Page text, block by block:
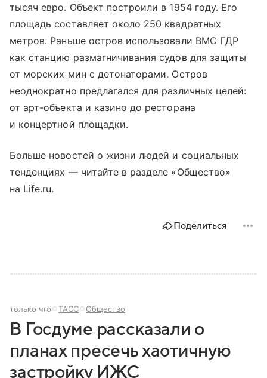
тысяч евро. Объект построили в 1954 году. Его
площадь составляет около 250 квадратных
метров. Раньше остров использовали ВМС ГДР
как станцию размагничивания судов для защиты
от морских мин с детонаторами. Остров
неоднократно предлагался для различных целей:
от арт-объекта и казино до ресторана
и концертной площадки.
Больше новостей о жизни людей и социальных
тенденциях — читайте в разделе «Общество»
на Life.ru.
Поделиться
только что ТАСС Общество
В Госдуме рассказали о
планах пресечь хаотичную
застройку ИЖС